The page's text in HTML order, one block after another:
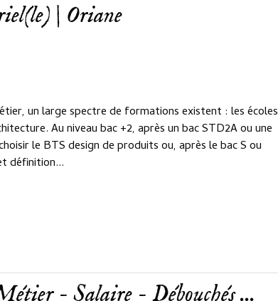
| Oriane
un large spectre de formations existent : les écoles
Au niveau bac +2, après un bac STD2A ou une
le BTS design de produits ou, après le bac S ou
définition...